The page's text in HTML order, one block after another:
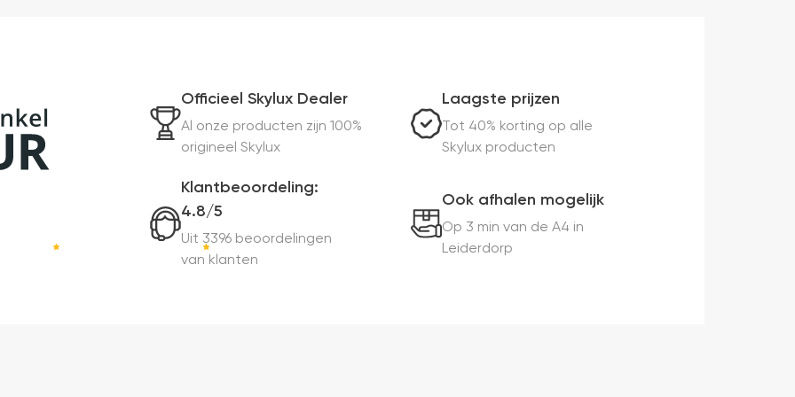
Officieel Skylux Dealer
Al onze producten zijn 100%
origineel Skylux
Laagste prijzen
Tot 40% korting op alle
Skylux producten
Klantbeoordeling:
4.8/5
Uit 3396 beoordelingen
van klanten
Ook afhalen mogelijk
Op 3 min van de A4 in
Leiderdorp